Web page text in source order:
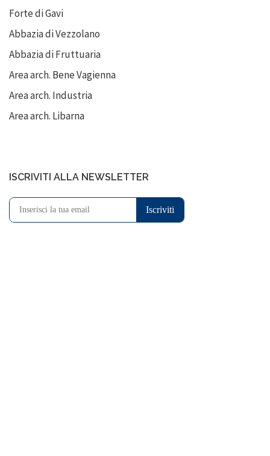
Forte di Gavi
Abbazia di Vezzolano
Abbazia di Fruttuaria
Area arch. Bene Vagienna
Area arch. Industria
Area arch. Libarna
ISCRIVITI ALLA NEWSLETTER